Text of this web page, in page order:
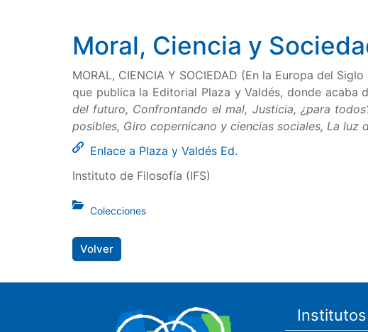
Moral, Ciencia y
MORAL, CIENCIA Y SOCIEDAD (En la Europa del
que publica la Editorial Plaza y Valdés, donde acaba
del futuro, Confrontando el mal, Justicia, ¿para
posibles, Giro copernicano y ciencias sociales, La luz
Enlace a Plaza y Valdés Ed.
Instituto de Filosofía (IFS)
Colecciones
Volver